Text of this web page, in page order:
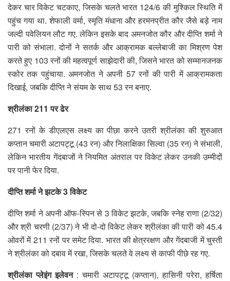
देकर चार विकेट चटकाए, जिसके चलते भारत 124/6 की मुश्किल स्थिति में
पहुंच गया था. शेफाली वर्मा, स्मृति मंधाना और हरमनप्रीत कौर जैसे बड़े नाम
जल्दी पवेलियन लौट गए. लेकिन इसके बाद अमनजोत कौर और दीप्ति शर्मा ने
पारी को संभाला. दोनों ने सतर्क और आक्रामक बल्लेबाजी का मिश्रण पेश
करते हुए 103 रनों की महत्वपूर्ण साझेदारी की, जिसने भारत को सम्मानजनक
स्कोर तक पहुंचाया. अमनजोत ने अपनी 57 रनों की पारी में आक्रामकता
दिखाई, जबकि दीप्ति ने संयम के साथ 53 रन बनाए.
श्रीलंका 211 पर ढेर
271 रनों के डीएलएस लक्ष्य का पीछा करने उतरी श्रीलंका की शुरुआत
कप्तान चमारी अटापट्टू (43 रन) और निलाक्षिका सिल्वा (35 रन) ने संभाली,
लेकिन भारतीय गेंदबाजों ने नियमित अंतराल पर विकेट लेकर उनकी उम्मीदों
पर पानी फेर दिया.
दीप्ति शर्मा ने झटके 3 विकेट
दीप्ति शर्मा ने अपनी ऑफ-स्पिन से 3 विकेट झटके, जबकि स्नेह राणा (2/32)
और श्री चरणी (2/37) ने भी दो-दो विकेट लेकर श्रीलंका की पारी को 45.4
ओवरों में 211 रनों पर समेट दिया. भारत की क्षेत्ररक्षण और गेंदबाजी में चुस्ती
ने श्रीलंका को दबाव में रखा, जिसके चलते वे लक्ष्य से काफी पीछे रह गए.
श्रीलंका प्लेइंग इलेवन: चमारी अटापट्टू (कप्तान), हासिनी परेरा, हर्षिता